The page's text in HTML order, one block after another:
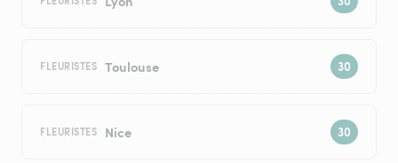
FLEURISTES Toulouse
FLEURISTES Nice